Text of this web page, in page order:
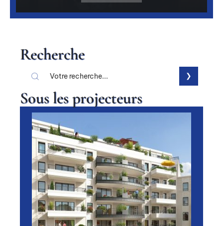
Recherche
Sous les projecteurs